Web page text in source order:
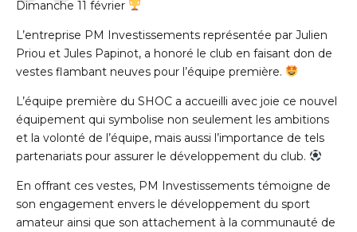
Dimanche 11 février
L’entreprise PM Investissements représentée par Julien
Priou et Jules Papinot, a honoré le club en faisant don de
vestes flambant neuves pour l’équipe première.
L’équipe première du SHOC a accueilli avec joie ce nouvel
équipement qui symbolise non seulement les ambitions
et la volonté de l’équipe, mais aussi l’importance de tels
partenariats pour assurer le développement du club.
En offrant ces vestes, PM Investissements témoigne de
son engagement envers le développement du sport
amateur ainsi que son attachement à la communauté de